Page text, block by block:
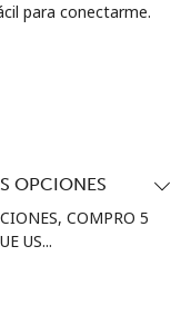
para conectarme.
OPCIONES
COMPRO 5
US...